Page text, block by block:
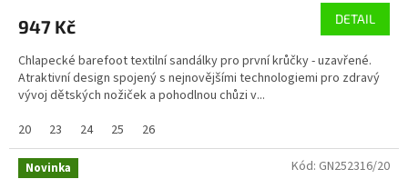
947 Kč DETAIL
Chlapecké barefoot textilní sandálky pro první krůčky - uzavřené.
Atraktivní design spojený s nejnovějšími technologiemi pro zdravý
vývoj dětských nožiček a pohodlnou chůzi v...
20
23 24 25 26
Novinka Kód: GN252316/20